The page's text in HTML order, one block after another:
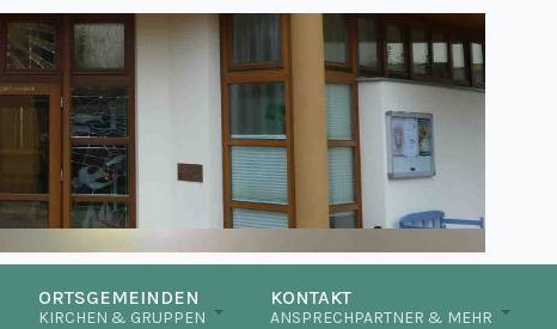
ORTSGEMEINDEN
KIRCHEN & GRUPPEN
KONTAKT
ANSPRECHPARTNER & MEHR